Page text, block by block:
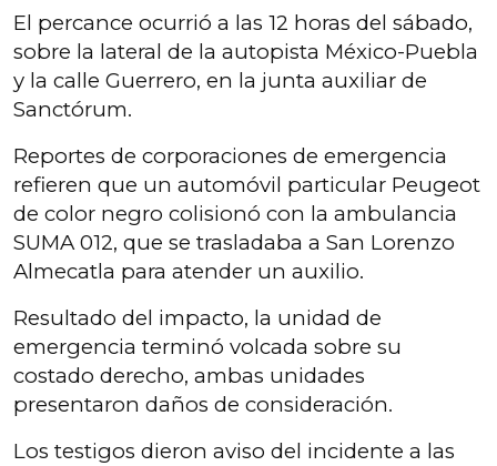
El percance ocurrió a las 12 horas del sábado,
sobre la lateral de la autopista México-Puebla
y la calle Guerrero, en la junta auxiliar de
Sanctórum.
Reportes de corporaciones de emergencia
refieren que un automóvil particular Peugeot
de color negro colisionó con la ambulancia
SUMA 012, que se trasladaba a San Lorenzo
Almecatla para atender un auxilio.
Resultado del impacto, la unidad de
emergencia terminó volcada sobre su
costado derecho, ambas unidades
presentaron daños de consideración.
Los testigos dieron aviso del incidente a las